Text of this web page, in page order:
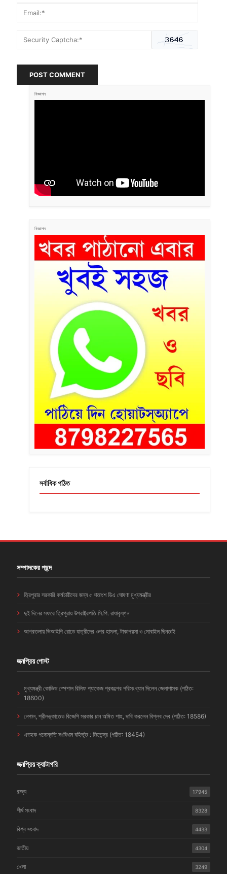
POST COMMENT
বিজ্ঞাপন
বিজ্ঞাপন
সর্বাধিক পঠিত
সম্পাদকের পছন্দ
ত্রিপুরার সরকারি কর্মচারীদের জন্য ৫ শতাংশ ডিএ ঘোষণা মুখ্যমন্ত্রীর
দুই দিনের সফরে ত্রিপুরায় উপরাষ্ট্রপতি সি.পি. রাধাকৃষ্ণন
আগরতলায় ভিআইপি রোডে যাত্রীদের ওপর হামলা, টাকাপয়সা ও মোবাইল ছিনতাই
জনপ্রিয় পোস্ট
মুখ্যমন্ত্রী কোভিড স্পেশাল রিলিফ প্যাকেজ প্রকল্পের পরিসংখ্যান দিলেন জেলাশাসক (পঠিত:
18600)
নেপাল, শ্রীলঙ্কাতেও বিজেপি সরকার চান অমিত শাহ, দাবি করলেন বিপ্লব দেব (পঠিত: 18586)
এডহক পদোন্নতি সংবিধান বহির্ভূত : জিতেন্দ্র (পঠিত: 18454)
জনপ্রিয় ক্যাটাগরি
রাজ্য 17945
শীর্ষ সংবাদ 8328
বিশ্ব সংবাদ 4433
জাতীয় 4304
খেলা 3249